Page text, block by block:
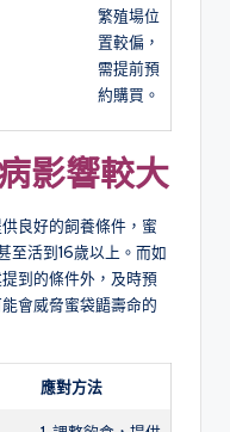
繁殖場位
置較偏，
需提前預
約購買。
影響較大
良好的飼養條件，蜜
至活到16歲以上。而如
到的條件外，及時預
會威脅蜜袋鼯壽命的
應對方法